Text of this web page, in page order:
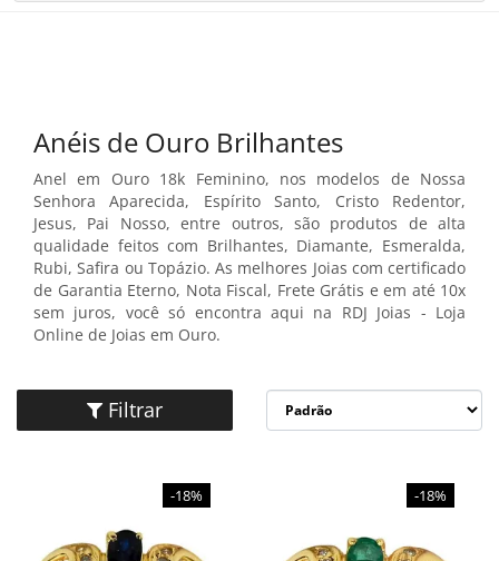
ANEL DE OURO
BRINCO DE OURO
CORRENTE DE OURO
ESCAPULÁRIOS
GARGANTILHA
Anéis de Ouro Brilhantes
Anel em Ouro 18k Feminino, nos modelos de Nossa
Senhora Aparecida, Espírito Santo, Cristo Redentor,
Jesus, Pai Nosso, entre outros, são produtos de alta
qualidade feitos com Brilhantes, Diamante, Esmeralda,
Rubi,Safira ou Topázio. As melhores Joias com certificado
de Garantia Eterno, Nota Fiscal, Frete Grátis e em até 10x
sem juros, você só encontra aqui na RDJ Joias - Loja
Online de Joias em Ouro.
Filtrar
-18% -18%
Site Seguro- Compre com Segurança